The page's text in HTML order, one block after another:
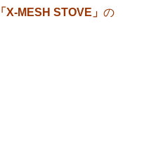
「X-MESH STOVE」 の